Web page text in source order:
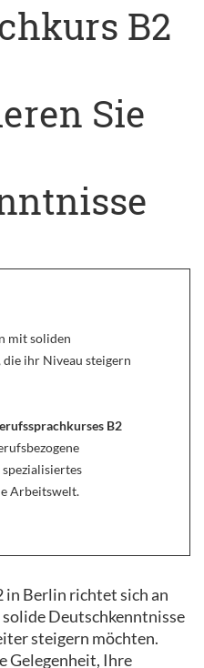
B2
Sie
mit soliden
ihr Niveau steigern
B2
Arbeitswelt.
in Berlin richtet sich an
Deutschkenntnisse
steigern möchten.
Gelegenheit, Ihre